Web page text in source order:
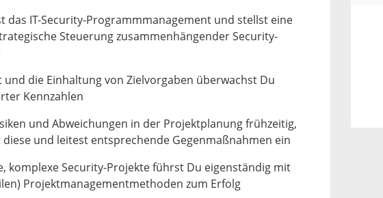
das IT-Security-Programmmanagement und stellst eine
Steuerung zusammenhängender Security-
die Einhaltung von Zielvorgaben überwachst Du
Kennzahlen
und Abweichungen in der Projektplanung frühzeitig,
und leitest entsprechende Gegenmaßnahmen ein
komplexe Security-Projekte führst Du eigenständig mit
Projektmanagementmethoden zum Erfolg